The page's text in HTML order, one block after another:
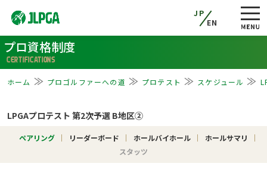
JP
EN
プロ資格制度
CERTIFICATIONS
ホーム プロゴルファーへの道 プロテスト スケジュール
LPGAプロテスト 第2次予選 B地区②
ペアリング リーダーボード ホールバイホール
ホールサマリ
スタッツ